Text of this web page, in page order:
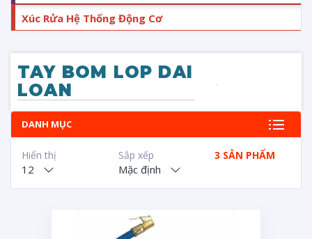
Xúc Rửa Hệ Thống Động Cơ
TAY BOM LOP DAI
LOAN
DANH MỤC
3 SẢN PHẨM
Sắp xếp
Mặc định
Hiển thị
12